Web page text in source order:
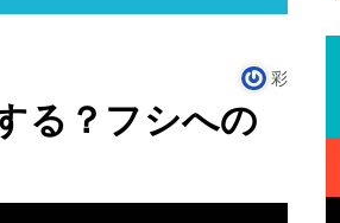
彩
る？フシへの